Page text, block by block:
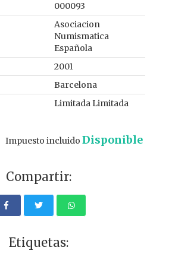
000093
Asociacion
Numismatica
Española
2001
Barcelona
Limitada Limitada
Impuesto incluido Disponible
Compartir:
Etiquetas: